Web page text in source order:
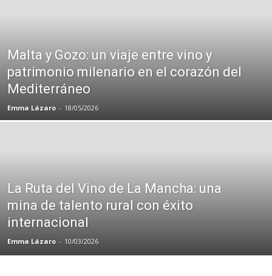
Malta y Gozo: un viaje entre vino y
patrimonio milenario en el corazón del
Mediterráneo
Emma Lázaro - 18/05/2026
La Ruta del Vino de La Mancha: una
mina de talento rural con éxito
internacional
Emma Lázaro - 10/03/2026